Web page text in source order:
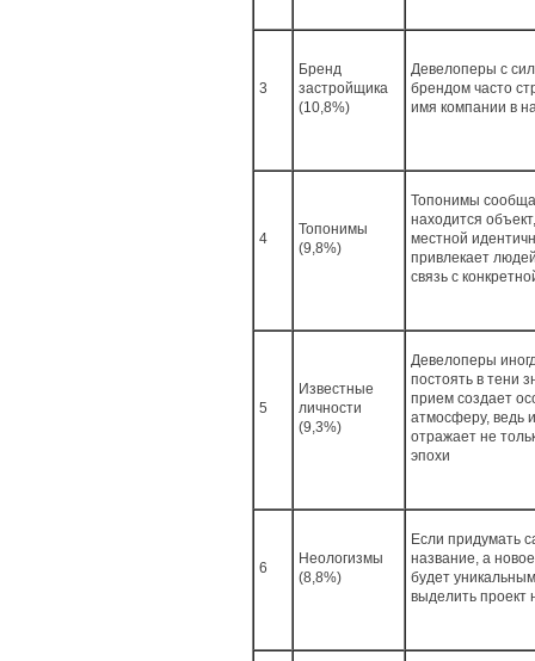
3
Бренд
застройщика
(10,8%)
Девелоперы с
брендом часто
имя компании в
4
Топонимы
(9,8%)
Топонимы
находится
местной
привлекает
связь с
5
Известные
личности
(9,3%)
Девелоперы
постоять в тени
прием создает
атмосферу, ведь
отражает не
эпохи
6
Неологизмы
(8,8%)
Если придумать
название, а
будет
выделить проект